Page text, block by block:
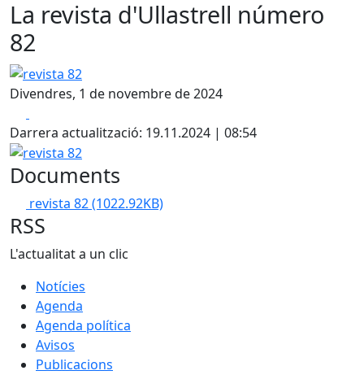
La revista d'Ullastrell número
82
revista 82
Divendres, 1 de novembre de 2024
Darrera actualització: 19.11.2024 | 08:54
revista 82
Documents
revista 82(1022.92KB)
RSS
L'actualitat a un clic
Notícies
Agenda
Agenda política
Avisos
Publicacions